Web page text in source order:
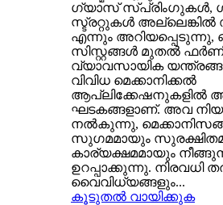
ഗ്യാസ് സ്പ്രിംഗുകൾ,
സ്ട്രറ്റുകൾ
എന്നും അറിയപ്പെടുന്നു,
സിസ്റ്റങ്ങൾ മുതൽ
വ്യാവസായിക
വിവിധ മെക്കാനിക്കൽ
ആപ്ലിക്കേഷനുകളിൽ
ഘടകങ്ങളാണ്. അവ
നൽകുന്നു,
സുഗമമായും
കാര്യക്ഷമമായും
ഉറപ്പാക്കുന്നു. നിരവധി
വൈവിധ്യങ്ങളും...
കൂടുതൽ വായിക്കുക